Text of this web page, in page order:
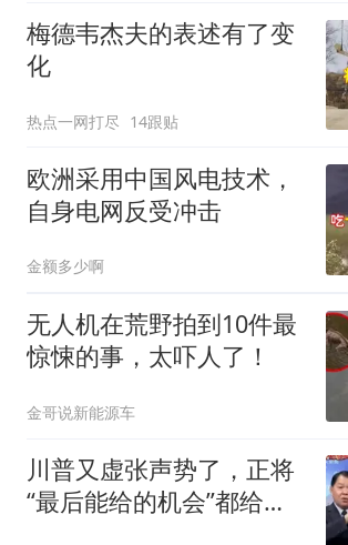
梅德韦杰夫的表述有了变
化
热点一网打尽 14跟贴
欧洲采用中国风电技术，
自身电网反受冲击
金额多少啊
无人机在荒野拍到10件最
惊悚的事，太吓人了！
金哥说新能源车
川普又虚张声势了，正将
“最后能给的机会”都给伊